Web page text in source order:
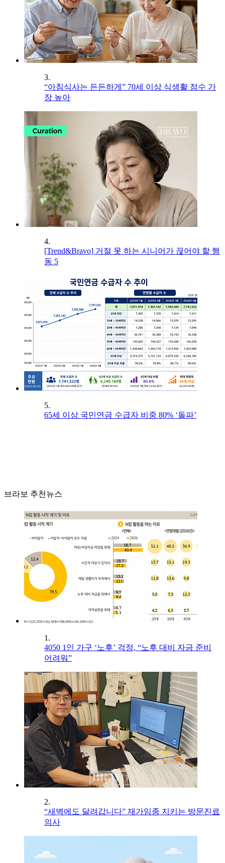
3.
“아침식사는 든든하게” 70세 이상 식생활 점수 가
장 높아
4.
[Trend&Bravo] 거절 못 하는 시니어가 끊어야 할 행
동 5
5.
65세 이상 국민연금 수급자 비중 80% ‘돌파’
브라보 추천뉴스
1.
4050 1인 가구 ‘노후’ 걱정, “노후 대비 자금 준비
어려워”
2.
“새벽에도 달려갑니다” 재가임종 지키는 방문진료
의사